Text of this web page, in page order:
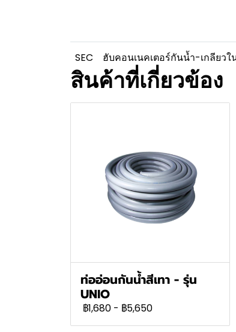
SEC ฮับคอนเนคเตอร์กันน้ำ-เกลียวใ
สินค้าที่เกี่ยวข้อง
ท่ออ่อนกันน้ำสีเทา - รุ่น
UNIO
฿1,680 - ฿5,650